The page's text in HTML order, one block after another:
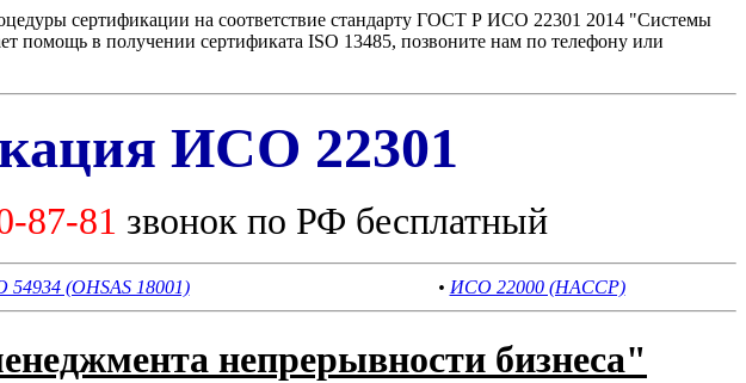
сертификации на соответствие стандарту ГОСТ Р ИСО 22301 2014 "Системы
в получении сертификата ISO 13485, позвоните нам по телефону или
ИСО 22301
87-81 звонок по РФ бесплатный
(OHSAS 18001) • ИСО 22000 (HACCP)
непрерывности бизнеса"